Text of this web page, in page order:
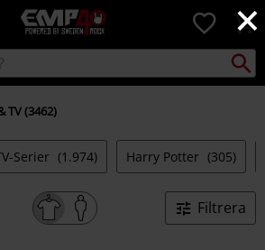
×
EMP
-
Musik,
TV
-
Alternativt
0
Sök
TV (3462)
Serier (1.974) Harry Potter (305)
Filtrera